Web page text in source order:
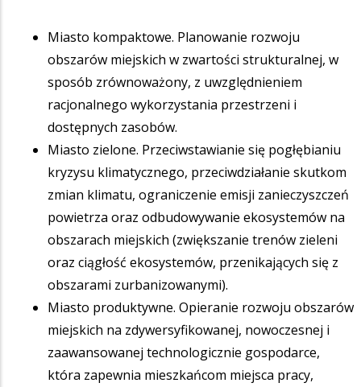
Miasto kompaktowe. Planowanie rozwoju
obszarów miejskich w zwartości strukturalnej, w
sposób zrównoważony, z uwzględnieniem
racjonalnego wykorzystania przestrzeni i
dostępnych zasobów.
Miasto zielone. Przeciwstawianie się pogłębianiu
kryzysu klimatycznego, przeciwdziałanie skutkom
zmian klimatu, ograniczenie emisji zanieczyszczeń
powietrza oraz odbudowywanie ekosystemów na
obszarach miejskich (zwiększanie trenów zieleni
oraz ciągłość ekosystemów, przenikających się z
obszarami zurbanizowanymi).
Miasto produktywne. Opieranie rozwoju obszarów
miejskich na zdywersyfikowanej, nowoczesnej i
zaawansowanej technologicznie gospodarce,
która zapewnia mieszkańcom miejsca pracy,